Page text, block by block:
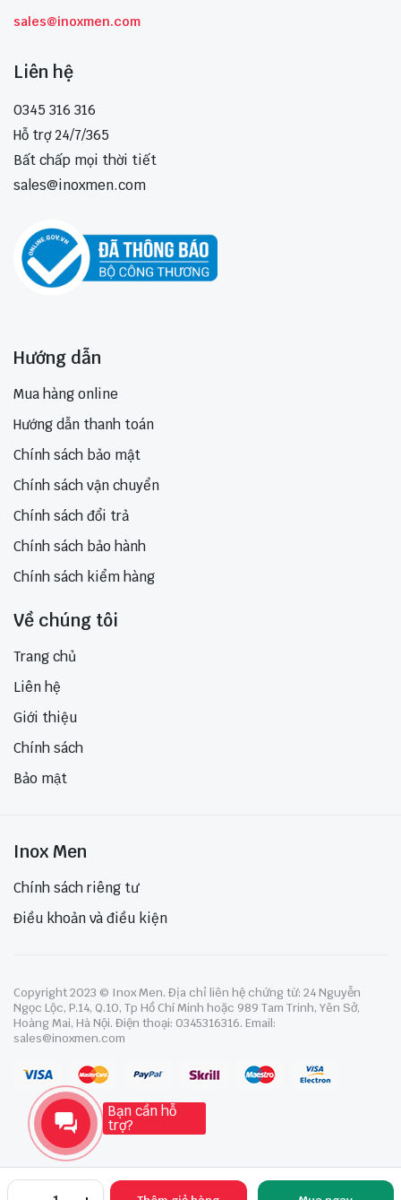
sales@inoxmen.com
Liên hệ
0345 316 316
Hỗ trợ 24/7/365
Bất chấp mọi thời tiết
sales@inoxmen.com
Hướng dẫn
Mua hàng online
Hướng dẫn thanh toán
Chính sách bảo mật
Chính sách vận chuyển
Chính sách đổi trả
Chính sách bảo hành
Chính sách kiểm hàng
Về chúng tôi
Trang chủ
Liên hệ
Giới thiệu
Chính sách
Bảo mật
Inox Men
Chính sách riêng tư
Điều khoản và điều kiện
Copyright 2023 © Inox Men. Địa chỉ liên hệ chứng từ: 24 Nguyễn
Ngọc Lộc, P.14, Q.10, Tp Hồ Chí Minh hoặc 989 Tam Trinh, Yên Sở,
Hoàng Mai, Hà Nội. Điện thoại: 0345316316. Email:
sales@inoxmen.com
Bạn cần hỗ
trợ?